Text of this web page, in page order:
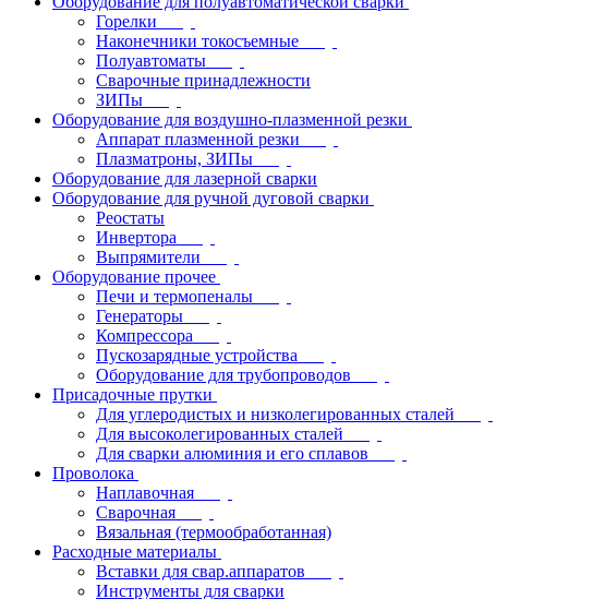
Горелки
Наконечники токосъемные
Полуавтоматы
Сварочные принадлежности
ЗИПы
Оборудование для воздушно-плазменной резки
Аппарат плазменной резки
Плазматроны, ЗИПы
Оборудование для лазерной сварки
Оборудование для ручной дуговой сварки
Реостаты
Инвертора
Выпрямители
Оборудование прочее
Печи и термопеналы
Генераторы
Компрессора
Пускозарядные устройства
Оборудование для трубопроводов
Присадочные прутки
Для углеродистых и низколегированных сталей
Для высоколегированных сталей
Для сварки алюминия и его сплавов
Проволока
Наплавочная
Сварочная
Вязальная (термообработанная)
Расходные материалы
Вставки для свар.аппаратов
Инструменты для сварки